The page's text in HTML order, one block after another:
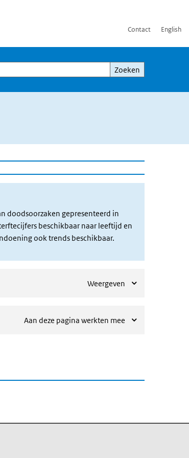
Contact English
Zoeken
doodsoorzaken gepresenteerd in
beschikbaar naar leeftijd en
ook trends beschikbaar.
Weergeven
Aan deze pagina werkten mee